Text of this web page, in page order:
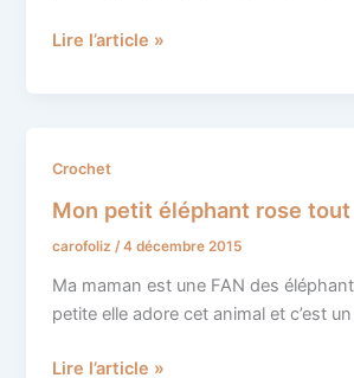
Lire l’article »
Crochet
Mon petit éléphant rose
carofoliz/4 décembre 2015
Ma maman est une FAN des
petite elle adore cet animal et c’est
Mon
éléphant
rose
tout
doux
Lire l’article »